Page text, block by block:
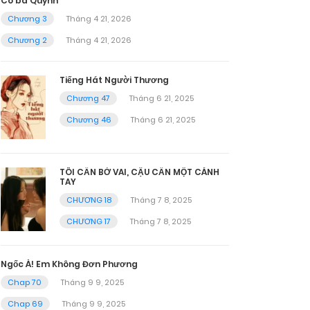
Chương 3
Tháng 4 21, 2026
Chương 2
Tháng 4 21, 2026
Tiếng Hát Người Thương
Chương 47
Tháng 6 21, 2025
Chương 46
Tháng 6 21, 2025
TÔI CẦN BỜ VAI, CẬU CẦN MỘT CÁNH
TAY
CHƯƠNG 18
Tháng 7 8, 2025
CHƯƠNG 17
Tháng 7 8, 2025
Ngốc À! Em Không Đơn Phương
Chap 70
Tháng 9 9, 2025
Chap 69
Tháng 9 9, 2025